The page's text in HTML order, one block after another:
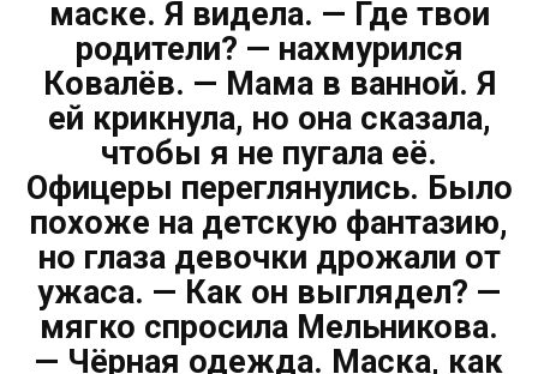
маске. Я видела. — Где твои
родители? — нахмурился
Ковалёв. — Мама в ванной. Я
ей крикнула, но она сказала,
чтобы я не пугала её.
Офицеры переглянулись. Было
похоже на детскую фантазию,
но глаза девочки дрожали от
ужаса. — Как он выглядел? —
мягко спросила Мельникова.
— Чёрная одежда. Маска, как